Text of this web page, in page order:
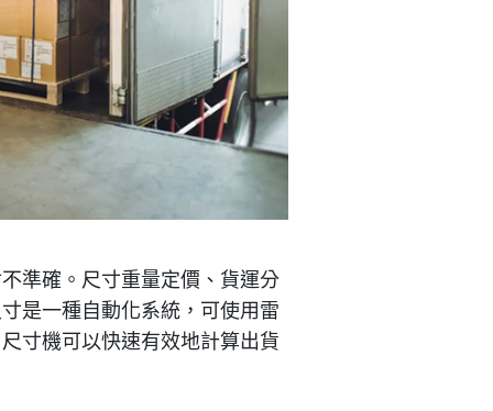
準確。尺寸重量定價、貨運分
是一種自動化系統，可使用雷
寸機可以快速有效地計算出貨